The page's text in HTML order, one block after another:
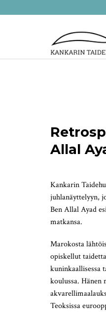
to
Allal
Kankarin
juhlanäyttelyyn,
Ben Allal Ayad
matkansa.
Marokosta
opiskellut
kuninkaallisessa
koulussa.
Teoksissa